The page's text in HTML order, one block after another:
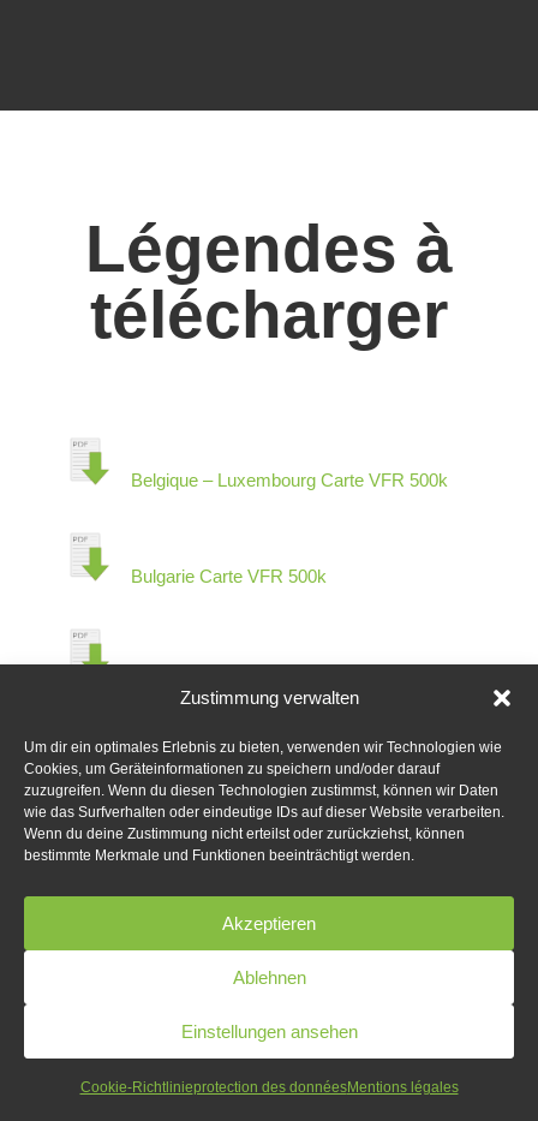
Zustimmung verwalten
Um dir ein optimales Erlebnis zu bieten, verwenden wir Technologien wie
Cookies, um Geräteinformationen zu speichern und/oder darauf
zuzugreifen. Wenn du diesen Technologien zustimmst, können wir Daten
wie das Surfverhalten oder eindeutige IDs auf dieser Website verarbeiten.
Wenn du deine Zustimmung nicht erteilst oder zurückziehst, können
bestimmte Merkmale und Funktionen beeinträchtigt werden.
Akzeptieren
Ablehnen
Einstellungen ansehen
Cookie-Richtlinieprotection des donnéesMentions légales
Légendes à
télécharger
Belgique – Luxembourg Carte VFR 500k
Bulgarie Carte VFR 500k
Allemagne Carte VFR 500k
Angleterre Carte VFR 500k
France Carte VFR 500k